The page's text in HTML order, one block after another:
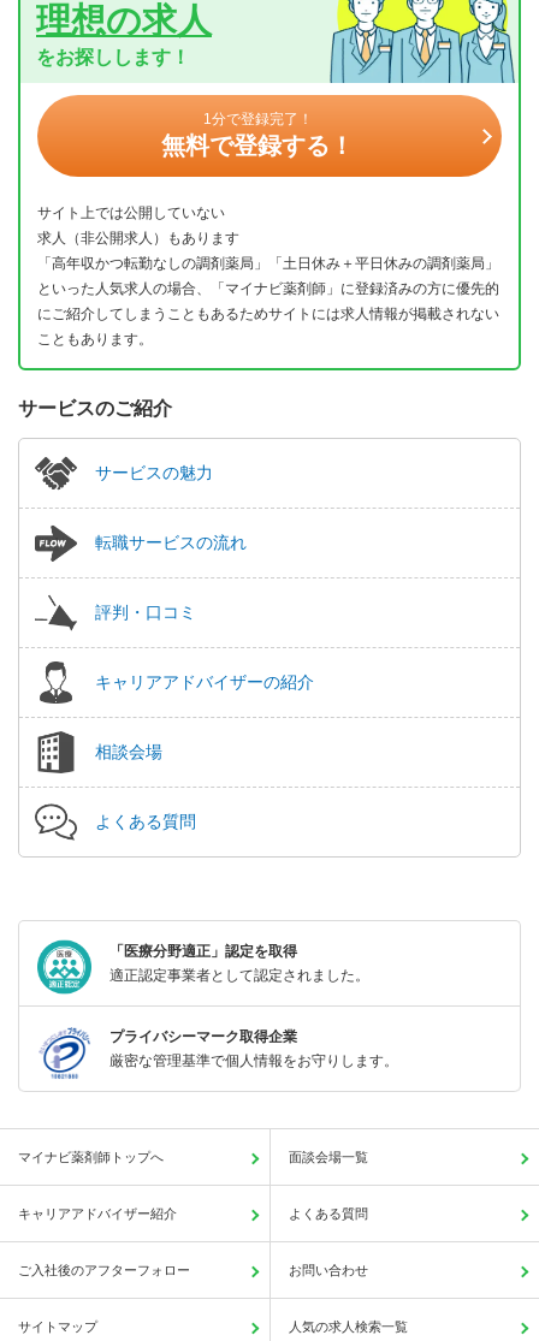
理想の求人
をお探しします！
1分で登録完了！
無料で登録する！
サイト上では公開していない
求人（非公開求人）もあります
「高年収かつ転勤なしの調剤薬局」「土日休み＋平日休みの調剤薬局」
といった人気求人の場合、「マイナビ薬剤師」に登録済みの方に優先的
にご紹介してしまうこともあるためサイトには求人情報が掲載されない
こともあります。
サービスのご紹介
サービスの魅力
転職サービスの流れ
評判・口コミ
キャリアアドバイザーの紹介
相談会場
よくある質問
「医療分野適正」認定を取得
適正認定事業者として認定されました。
プライバシーマーク取得企業
厳密な管理基準で個人情報をお守りします。
マイナビ薬剤師トップへ 面談会場一覧
キャリアアドバイザー紹介 よくある質問
ご入社後のアフターフォロー お問い合わせ
サイトマップ 人気の求人検索一覧